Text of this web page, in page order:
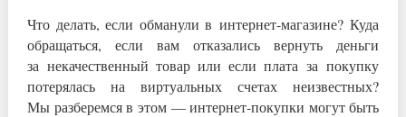
Что делать, если обманули в интернет-магазине? Куда
обращаться, если вам отказались вернуть деньги
за некачественный товар или если плата за покупку
потерялась на виртуальных счетах неизвестных?
Мы разберемся в этом — интернет-покупки могут быть